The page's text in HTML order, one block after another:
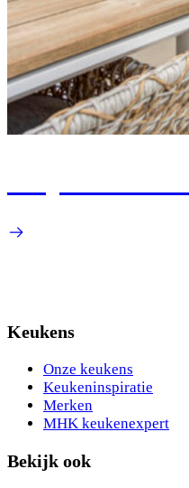
Keukens
Onze keukens
Keukeninspiratie
Merken
MHK keukenexpert
Bekijk ook